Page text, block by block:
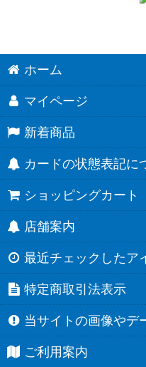
ホーム
マイページ
新着商品
カードの状態表記に
ショッピングカート
店舗案内
最近チェックしたア
特定商取引法表示
当サイトの画像やデ
ご利用案内